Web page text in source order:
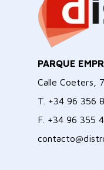
PARQUE
Calle Coeters,
T. +34 96 356
F. +34 96 355